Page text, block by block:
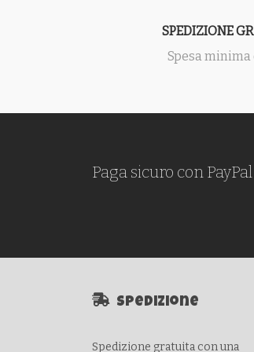
SPEDIZIONE
Spesa minima
Paga sicuro con
Spedizione
Spedizione gratuita con una